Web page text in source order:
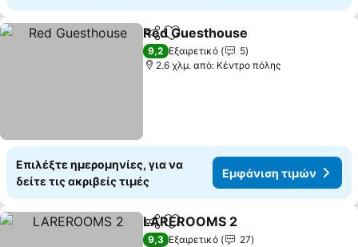
Κοινοποίηση
Προσθήκη στα αγαπημένα
Red Guesthouse
9,2 Εξαιρετικό
5
2.6 χλμ. από: Κέντρο πόλης
Επιλέξτε ημερομηνίες, για να
δείτε τις ακριβείς τιμές
Εμφάνιση τιμών
Κοινοποίηση
Προσθήκη στα αγαπημένα
LAREROOMS 2
9,3 Εξαιρετικό
27